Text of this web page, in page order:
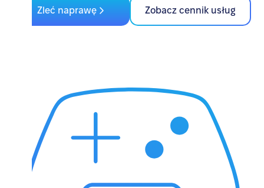
Zleć naprawę Zobacz cennik usług